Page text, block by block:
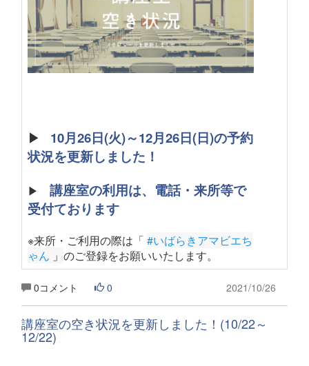
▶
10月26日(火)～12月26日(日)の予約
状況を更新しました！
▶ 講座室の利用は、電話・来所等で
受付ております
※来所・ご利用の際は「 #いばらきアマビエち
ゃん 」 のご登録をお願いいたします。
0コメント 0 2021/10/26
講座室の空き状況を更新しました！(10/22～
12/22)